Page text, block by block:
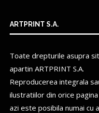
ARTPRINT S.A.
Toate drepturile asupra
apartin ARTPRINT S.A.
Reproducerea integrala
ilustratiilor din orice
azi este posibila numai cu